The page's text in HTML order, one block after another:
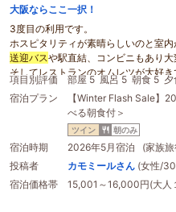
大阪ならここ一択！
3度目の利用です。
ホスピタリティが素晴らしいのと室内
送迎バスや駅直結、コンビニもあり大
そしてレストランのオムレツが大好き
オムレツを食べる目的でもあります！
いつかはグレードの高い部屋にも宿
母親と宿泊したのですが喜んでいて
の話をしていて
旅行が終わった後も話しており大変満
項目別評価 部屋 5 風呂 5 朝食 5
宿泊プラン
【Winter Flash Sale】
べる朝食付＞
ツイン 朝のみ
宿泊時期
2026年5月宿泊 (家族旅
投稿者
カモミールさん (女性/
宿泊価格帯
15,001～16,000円(大人